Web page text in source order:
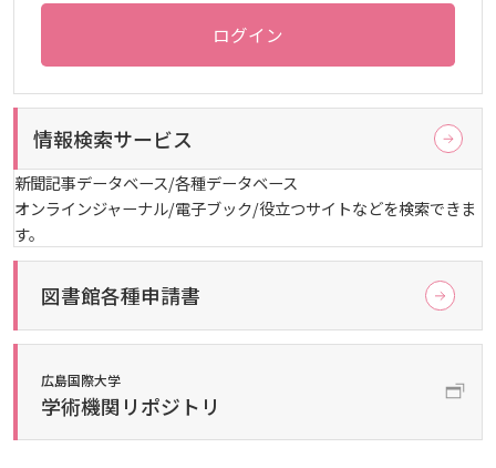
自然災害時等の図書館の閉館について
ログイン
情報検索サービス
新聞記事データベース/各種データベース
オンラインジャーナル/電子ブック/役立つサイトなどを検索できま
す。
図書館各種申請書
広島国際大学
学術機関リポジトリ